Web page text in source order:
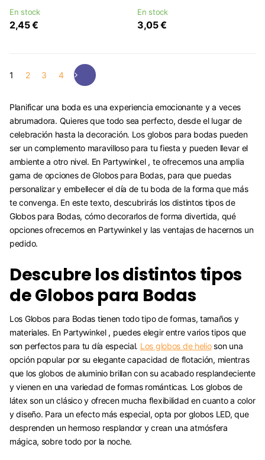
En stock
2,45 €
En stock
3,05 €
1 2 3 4
Planificar una boda es una experiencia emocionante y a veces
abrumadora. Quieres que todo sea perfecto, desde el lugar de
celebración hasta la decoración. Los globos para bodas pueden
ser un complemento maravilloso para tu fiesta y pueden llevar el
ambiente a otro nivel. En Partywinkel , te ofrecemos una amplia
gama de opciones de Globos para Bodas, para que puedas
personalizar y embellecer el día de tu boda de la forma que más
te convenga. En este texto, descubrirás los distintos tipos de
Globos para Bodas, cómo decorarlos de forma divertida, qué
opciones ofrecemos en Partywinkel y las ventajas de hacernos un
pedido.
Descubre los distintos tipos
de Globos para Bodas
Los Globos para Bodas tienen todo tipo de formas, tamaños y
materiales. En Partywinkel , puedes elegir entre varios tipos que
son perfectos para tu día especial. Los globos de helioson una
opción popular por su elegante capacidad de flotación, mientras
que los globos de aluminio brillan con su acabado resplandeciente
y vienen en una variedad de formas románticas. Los globos de
látex son un clásico y ofrecen mucha flexibilidad en cuanto a color
y diseño. Para un efecto más especial, opta por globos LED, que
desprenden un hermoso resplandor y crean una atmósfera
mágica, sobre todo por la noche.